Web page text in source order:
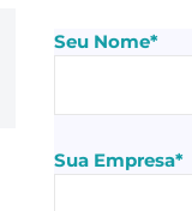
Seu Nome*
Sua Empresa*